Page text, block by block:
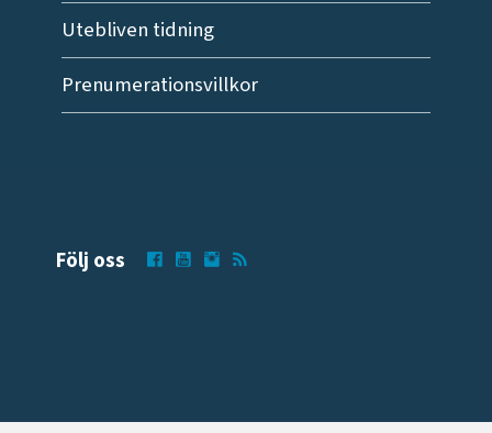
Utebliven tidning
Prenumerationsvillkor
Följ oss